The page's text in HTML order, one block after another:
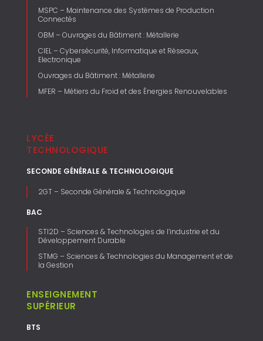
MSPC – Maintenance des Systèmes de Production
Connectés
OBM – Ouvrages du Bâtiment : Métallerie
CIEL – Cybersécurité, Informatique et Réseaux,
Electronique
Ouvrages du Bâtiment : Métallerie
MFER – Métiers du Froid et des Énergies Renouvelables
LYCÉE
TECHNOLOGIQUE
SECONDE GÉNÉRALE & TECHNOLOGIQUE
2GT – Seconde Générale & Technologique
BAC
STI2D – Sciences & Technologies de l’industrie et du
Développement Durable
STMG – Sciences & Technologies du Management et de
la Gestion
ENSEIGNEMENT
SUPÉRIEUR
BTS